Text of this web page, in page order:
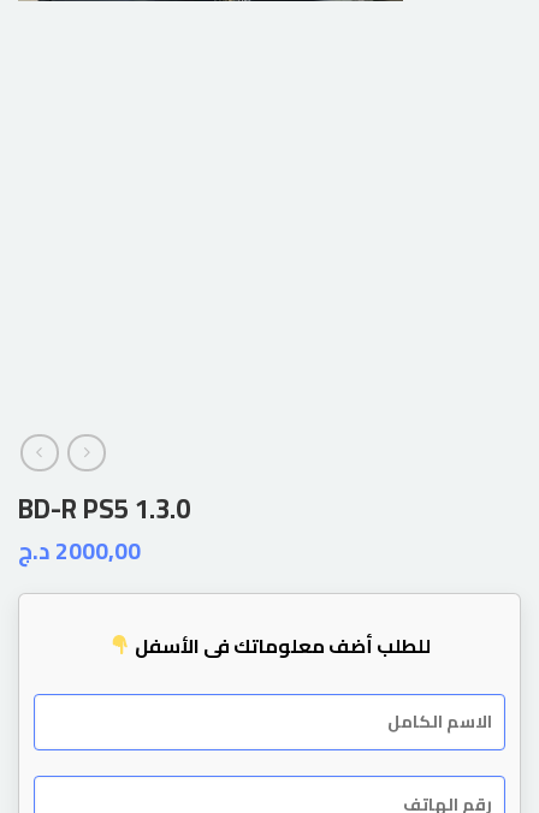
BD-R PS5 1.3.0
2000,00د.ج
للطلب أضف معلوماتك في الأسفل